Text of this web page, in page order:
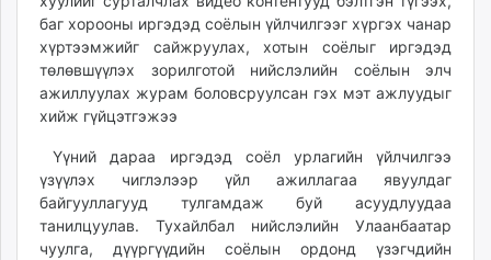
unuudur.mn
isee.mn
mglradio.com
fact.mn
tumen.mn
shuum.mn
times.mn
tvmongolia.mn
баг хорооны иргэдэд соёлын үйлчилгээг хүргэх чанар
хүртээмжийг сайжруулах, хотын соёлыг иргэдэд
төлөвшүүлэх зорилготой нийслэлийн соёлын элч
ажиллуулах журам боловсруулсан гэх мэт ажлуудыг
хийж гүйцэтгэжээ
Үүний дараа иргэдэд соёл урлагийн үйлчилгээ
үзүүлэх чиглэлээр үйл ажиллагаа явуулдаг
байгууллагууд тулгамдаж буй асуудлуудаа
танилцуулав. Тухайлбал нийслэлийн Улаанбаатар
чуулга, дүүргүүдийн соёлын ордонд үзэгчдийн